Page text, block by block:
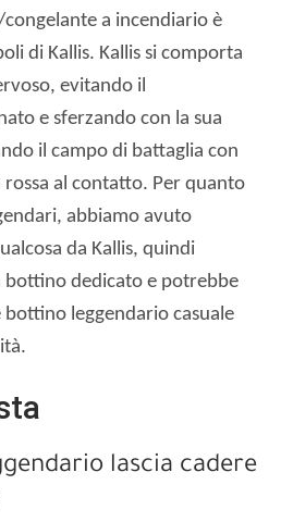
a incendiario è
di Kallis. Kallis si comporta
evitando il
e sferzando con la sua
il campo di battaglia con
al contatto. Per quanto
abbiamo avuto
da Kallis, quindi
dedicato e potrebbe
bottino leggendario casuale
lascia cadere